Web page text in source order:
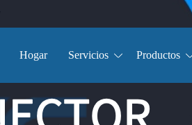
Hogar Servicios Productos